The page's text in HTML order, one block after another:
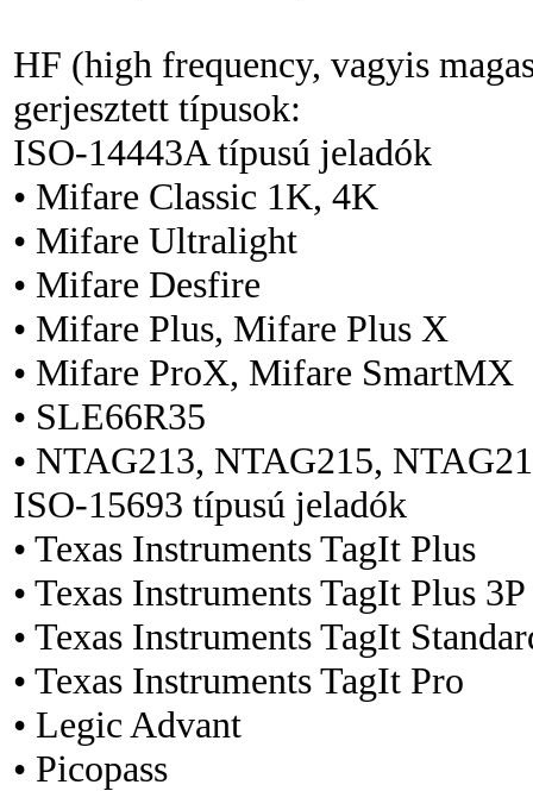
HF (high frequency, vagyis
gerjesztett típusok:
ISO-14443A típusú jeladók
• Mifare Classic 1K, 4K
• Mifare Ultralight
• Mifare Desfire
• Mifare Plus, Mifare Plus X
• Mifare ProX, Mifare SmartMX
• SLE66R35
• NTAG213, NTAG215,
ISO-15693 típusú jeladók
• Texas Instruments TagIt Plus
• Texas Instruments TagIt Plus 3P
• Texas Instruments TagIt
• Texas Instruments TagIt Pro
• Legic Advant
• Picopass